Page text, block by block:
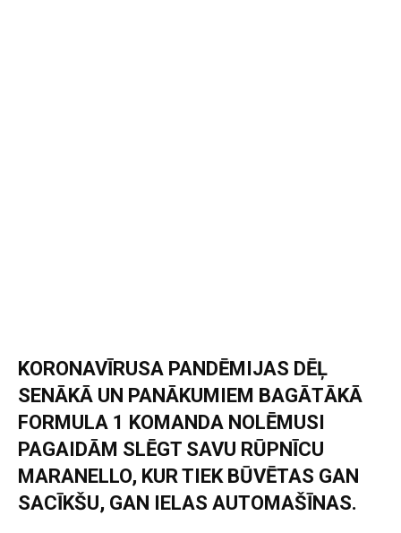
KORONAVĪRUSA PANDĒMIJAS DĒĻ
SENĀKĀ UN PANĀKUMIEM BAGĀTĀKĀ
FORMULA 1 KOMANDA NOLĒMUSI
PAGAIDĀM SLĒGT SAVU RŪPNĪCU
MARANELLO, KUR TIEK BŪVĒTAS GAN
SACĪKŠU, GAN IELAS AUTOMAŠĪNAS.